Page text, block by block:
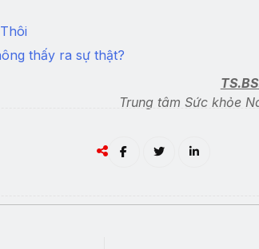
thấy ra sự thật?
Trung tâm Sức khỏe